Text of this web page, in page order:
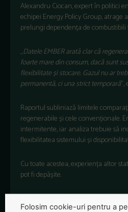
Alexandru Ciocan, expertîn politici
echipei Energy Policy Group, atrage
prelungi dependența de combustibili
„Datele EMBER arată clar că
foarte mare din consum, dacă sunt
flexibilitate și stocare. Gazul nu ar
permanentă, ci una strict temporară”,
Raportul subliniază limitele
regenerabileși cele convenționale.
intermitente, iar analiza trebuie să
flexibilitatea sistemului și
Cu toate acestea, experiența altor
pot fi depășite.
Presiunea angajamentelor europene
Folosim cookie-uri pentru a